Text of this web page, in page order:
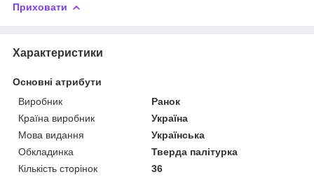
Приховати
Характеристики
Основні атрибути
Виробник
Ранок
Країна виробник
Україна
Мова видання
Українська
Обкладинка
Тверда палітурка
Кількість сторінок
36